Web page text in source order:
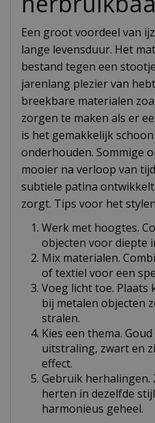
Een groot voordeel van
lange levensduur. Het
bestand tegen een
jarenlang plezier van
breekbare materialen
zorgen te maken als er
is het gemakkelijk
onderhouden. Sommige
mooier na verloop van
subtiele patina
zorgt. Tips voor het
Werk met hoogtes.
objecten voor diepte
Mix materialen.
of textiel voor een
Voeg licht toe. Plaats
bij metalen objecten
stralen.
Kies een thema.
uitstraling, zwart en
effect.
Gebruik
herten in dezelfde
harmonieus geheel.